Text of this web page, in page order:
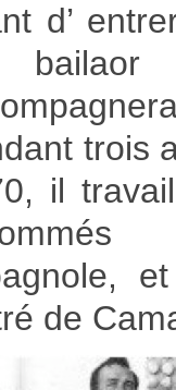
d’
bailaor
trois
il
de